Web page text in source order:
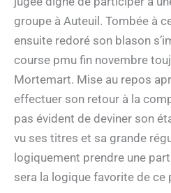
groupe à Auteuil. Tombée à
ensuite redoré son blason
course pmu fin novembre
Mortemart. Mise au repos
effectuer son retour à la
pas évident de deviner son
vu ses titres et sa grande
logiquement prendre une
sera la logique favorite de ce